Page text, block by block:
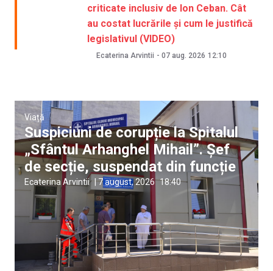
criticate inclusiv de Ion Ceban. Cât
au costat lucrările și cum le justifică
legislativul (VIDEO)
Ecaterina Arvintii - 07 aug. 2026 12:10
Viață
Suspiciuni de corupție la Spitalul
„Sfântul Arhanghel Mihail”. Șef
de secție, suspendat din funcție
Ecaterina Arvintii 7 august, 2026 18:40